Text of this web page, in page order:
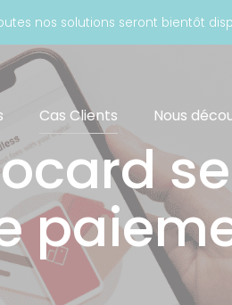
nos solutions seront bientôt
Cas Clients Nous
se